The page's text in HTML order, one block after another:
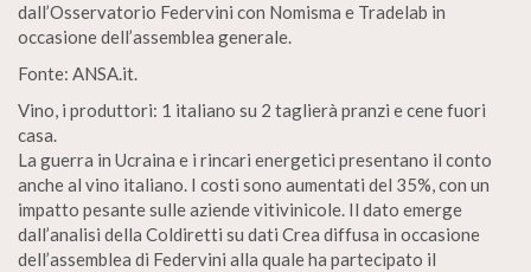
dall’Osservatorio Federvini con Nomisma e Tradelab in
occasione dell’assemblea generale.
Fonte: ANSA.it.
Vino, i produttori: 1 italiano su 2 taglierà pranzi e cene fuori
casa.
La guerra in Ucraina e i rincari energetici presentano il conto
anche al vino italiano. I costi sono aumentati del 35%, con un
impatto pesante sulle aziende vitivinicole. Il dato emerge
dall’analisi della Coldiretti su dati Crea diffusa in occasione
dell’assemblea di Federvini alla quale ha partecipato il